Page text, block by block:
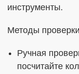
инструменты.
Методы
Ручная
посчитайте